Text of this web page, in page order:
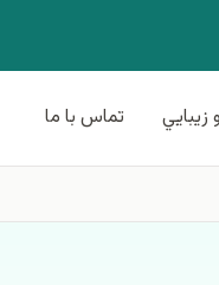
زيبايي تماس با ما